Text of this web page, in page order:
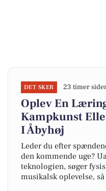
DET SKER 23 timer
Oplev En
Kampkunst
I Åbyhøj
Leder du efter
den kommende uge?
teknologien, søger
musikalsk oplevelse,